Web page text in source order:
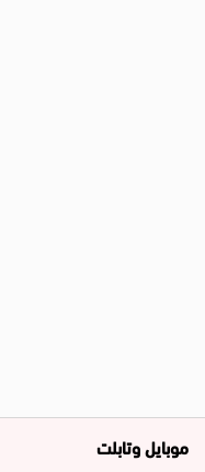
موبايل وتابلت